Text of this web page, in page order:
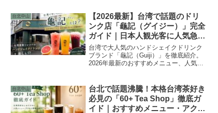
おすすめのローカル名店です。
台北中山
【2026最新】台湾で話題のドリ
ンク店「龜記（グイジー）」完全
ガイド｜日本人観光客に人気急上
昇のハンドシェイクドリンクと
は？
台湾で大人気のハンドシェイクドリンク
ブランド「龜記（Guiji）」を徹底紹介。
2026年最新のおすすめメニュー、人気ド
光客向けにわかりやすく解説。
台北中山
台北で話題沸騰！本格台湾茶好き
必見の「60+ Tea Shop」徹底ガ
イド｜おすすめメニュー・アクセ